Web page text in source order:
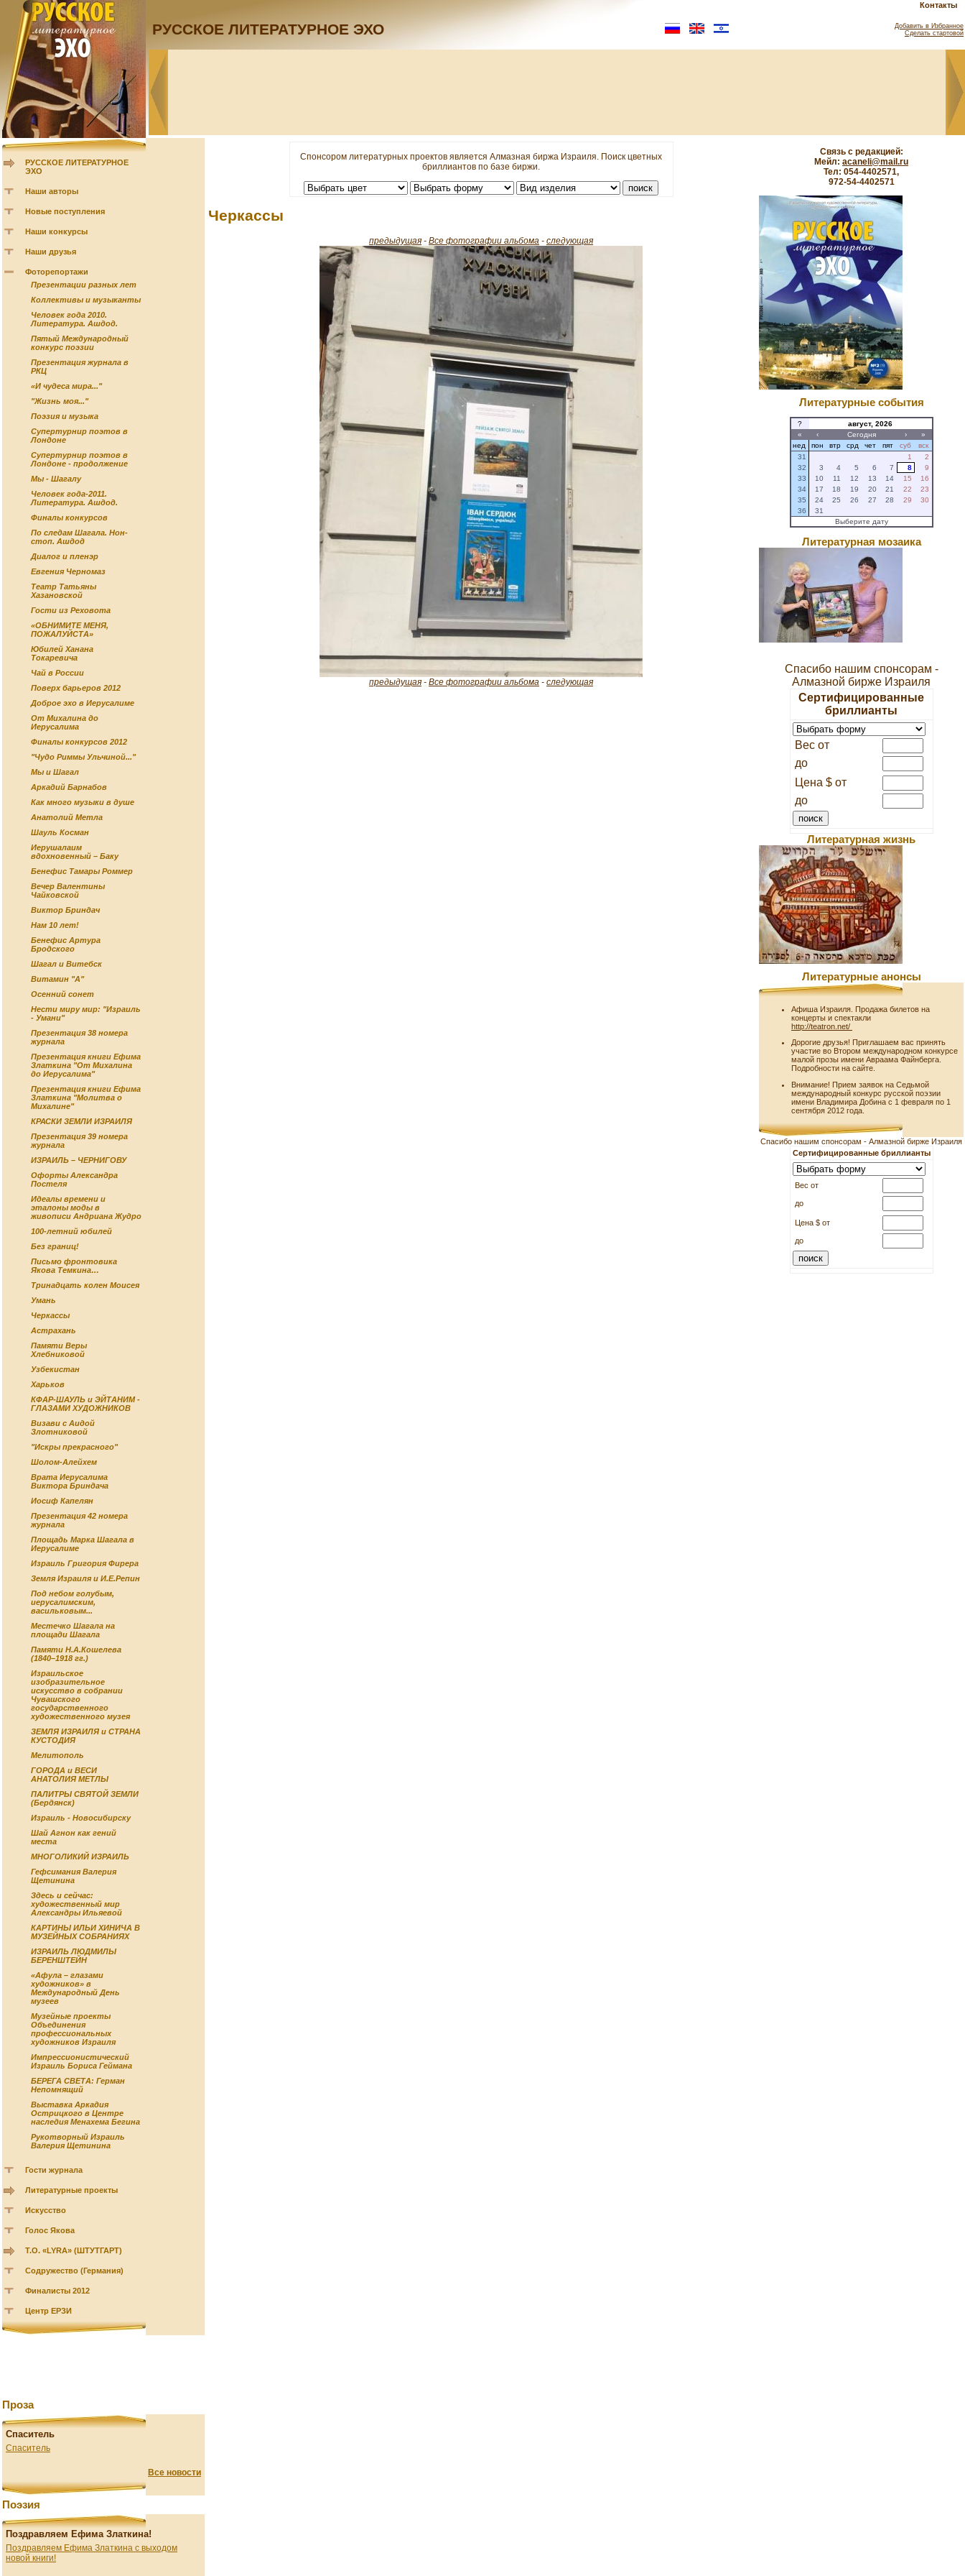
Контакты
РУССКОЕ ЛИТЕРАТУРНОЕ ЭХО
Добавить в Избранное
Сделать стартовой
РУССКОЕ ЛИТЕРАТУРНОЕ
ЭХО
Наши авторы
Новые поступления
Наши конкурсы
Наши друзья
Фоторепортажи
Презентации разных лет
Коллективы и музыканты
Человек года 2010.
Литература. Ашдод.
Пятый Международный
конкурс поэзии
Презентация журнала в
РКЦ
«И чудеса мира..."
"Жизнь моя..."
Поэзия и музыка
Супертурнир поэтов в
Лондоне
Супертурнир поэтов в
Лондоне - продолжение
Мы - Шагалу
Человек года-2011.
Литература. Ашдод.
Финалы конкурсов
По следам Шагала. Нон-
стоп. Ашдод
Диалог и пленэр
Евгения Черномаз
Театр Татьяны
Хазановской
Гости из Реховота
«ОБНИМИТЕ МЕНЯ,
ПОЖАЛУЙСТА»
Юбилей Ханана
Токаревича
Чай в России
Поверх барьеров 2012
Доброе эхо в Иерусалиме
От Михалина до
Иерусалима
Финалы конкурсов 2012
"Чудо Риммы Ульчиной..."
Мы и Шагал
Аркадий Барнабов
Как много музыки в душе
Анатолий Метла
Шауль Косман
Иерушалаим
вдохновенный – Баку
Бенефис Тамары Роммер
Вечер Валентины
Чайковской
Виктор Бриндач
Нам 10 лет!
Бенефис Артура
Бродского
Шагал и Витебск
Витамин "А"
Осенний сонет
Нести миру мир: "Израиль
- Умани"
Презентация 38 номера
журнала
Презентация книги Ефима
Златкина "От Михалина
до Иерусалима"
Презентация книги Ефима
Златкина "Молитва о
Михалине"
КРАСКИ ЗЕМЛИ ИЗРАИЛЯ
Презентация 39 номера
журнала
ИЗРАИЛЬ – ЧЕРНИГОВУ
Офорты Александра
Постеля
Идеалы времени и
эталоны моды в
живописи Андриана Жудро
100-летний юбилей
Без границ!
Письмо фронтовика
Якова Темкина…
Тринадцать колен Моисея
Умань
Черкассы
Астрахань
Памяти Веры
Хлебниковой
Узбекистан
Харьков
КФАР-ШАУЛЬ и ЭЙТАНИМ -
ГЛАЗАМИ ХУДОЖНИКОВ
Визави с Аидой
Злотниковой
"Искры прекрасного"
Шолом-Алейхем
Врата Иерусалима
Виктора Бриндача
Иосиф Капелян
Презентация 42 номера
журнала
Площадь Марка Шагала в
Иерусалиме
Израиль Григория Фирера
Земля Израиля и И.Е.Репин
Под небом голубым,
иерусалимским,
васильковым...
Местечко Шагала на
площади Шагала
Памяти Н.А.Кошелева
(1840–1918 гг.)
Израильское
изобразительное
искусство в собрании
Чувашского
государственного
художественного музея
ЗЕМЛЯ ИЗРАИЛЯ и СТРАНА
КУСТОДИЯ
Мелитополь
ГОРОДА и ВЕСИ
АНАТОЛИЯ МЕТЛЫ
ПАЛИТРЫ СВЯТОЙ ЗЕМЛИ
(Бердянск)
Израиль - Новосибирску
Шай Агнон как гений
места
МНОГОЛИКИЙ ИЗРАИЛЬ
Гефсимания Валерия
Щетинина
Здесь и сейчас:
художественный мир
Александры Ильяевой
КАРТИНЫ ИЛЬИ ХИНИЧА В
МУЗЕЙНЫХ СОБРАНИЯХ
ИЗРАИЛЬ ЛЮДМИЛЫ
БЕРЕНШТЕЙН
«Афула – глазами
художников» в
Международный День
музеев
Музейные проекты
Объединения
профессиональных
художников Израиля
Импрессионистический
Израиль Бориса Геймана
БЕРЕГА СВЕТА: Герман
Непомнящий
Выставка Аркадия
Острицкого в Центре
наследия Менахема Бегина
Рукотворный Израиль
Валерия Щетинина
Гости журнала
Литературные проекты
Искусство
Голос Якова
Т.О. «LYRA» (ШТУТГАРТ)
Содружество (Германия)
Финалисты 2012
Центр ЕРЗИ
Проза
Спаситель
Спаситель
Все новости
Поэзия
Поздравляем Ефима Златкина!
Поздравляем Ефима Златкина с выходом
новой книги!
Спонсором литературных проектов является Алмазная биржа Израиля. Поиск цветных
бриллиантов по базе биржи.
Черкассы
предыдущая - Все фотографии альбома - следующая
предыдущая - Все фотографии альбома - следующая
Связь с редакцией:
Мейл: acaneli@mail.ru
Тел: 054-4402571,
972-54-4402571
Литературные события
?
август, 2026
«
‹ Сегодня ›
»
нед
пон втр срд чет пят суб
вск
31
1
2
32
3 4 5 6 7 8
9
33
10 11 12 13 14 15
16
34
17 18 19 20 21 22
23
35
24 25 26 27 28 29
30
36
31
Выберите дату
Литературная мозаика
Спасибо нашим спонсорам -
Алмазной бирже Израиля
Сертифицированные
бриллианты
Вес от
до
Цена $ от
до
Литературная жизнь
Литературные анонсы
Афиша Израиля. Продажа билетов на
концерты и спектакли
http://teatron.net/
Дорогие друзья! Приглашаем вас принять
участие во Втором международном конкурсе
малой прозы имени Авраама Файнберга.
Подробности на сайте.
Внимание! Прием заявок на Седьмой
международный конкурс русской поэзии
имени Владимира Добина с 1 февраля по 1
сентября 2012 года.
Спасибо нашим спонсорам - Алмазной бирже Израиля
Сертифицированные бриллианты
Вес от
до
Цена $ от
до